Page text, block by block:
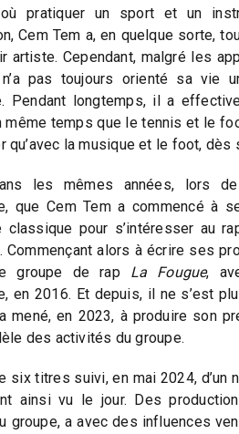
pratiquer un sport et un
Cem Tem a, en quelque sorte,
artiste. Cependant, malgré les
pas toujours orienté sa vie
Pendant longtemps, il a
même temps que le tennis et le
qu’avec la musique et le foot, dès
les mêmes années, lors
que Cem Tem a commencé à
classique pour s’intéresser au
Commençant alors à écrire ses
groupe de rap La Fougue,
en 2016. Et depuis, il ne s’est
mené, en 2023, à produire son
des activités du groupe.
six titres suivi, en mai 2024, d’un
ainsi vu le jour. Des
groupe, a avec des influences